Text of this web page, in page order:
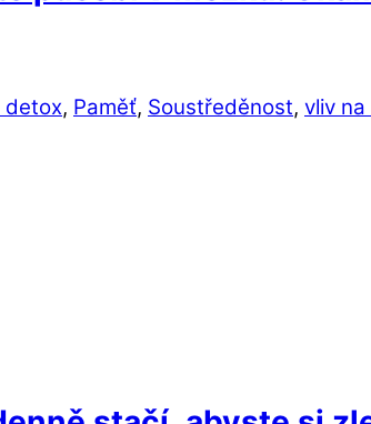
detox, Paměť, Soustředěnost, vliv